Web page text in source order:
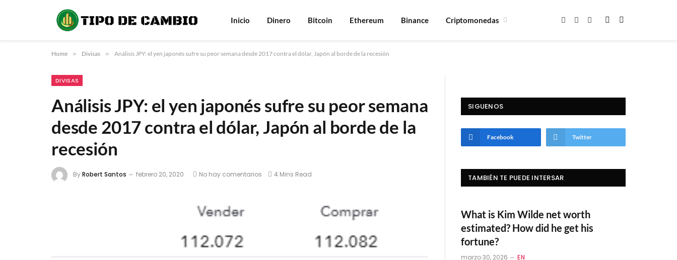
Inicio Dinero Bitcoin Ethereum Binance Criptomonedas Facebook
X
Instagram
Home » Divisas » Análisis JPY: el yen japonés sufre su peor semana desde 2017 contra el dólar, Japón al borde de la recesión
DIVISAS
Análisis JPY: el yen japonés sufre su peor semana
desde 2017 contra el dólar, Japón al borde de la
recesión
ByRobert Santos febrero 20, 2020 No hay comentarios 4 Mins Read
SIGUENOS
Facebook Twitter
TAMBIÉN TE PUEDE INTERSAR
What is Kim Wilde net worth
estimated? How did he get his
fortune?
marzo 30, 2026 EN